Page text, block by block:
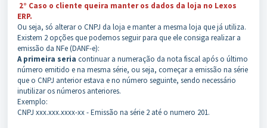
2° Caso o cliente queira manter os dados da loja no Lexos
ERP.
Ou seja, só alterar o CNPJ da loja e manter a mesma loja que já utiliza.
Existem 2 opções que podemos seguir para que ele consiga realizar a
emissão da NFe (DANF-e):
A primeira seria continuar a numeração da nota fiscal após o último
número emitido e na mesma série, ou seja, começar a emissão na série
que o CNPJ anterior estava e no número seguinte, sendo necessário
inutilizar os números anteriores.
Exemplo:
CNPJ xxx.xxx.xxxx-xx - Emissão na série 2 até o numero 201.